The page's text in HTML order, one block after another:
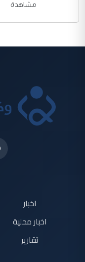
مشاهدة
اخبار
اخبار محلية
تقارير